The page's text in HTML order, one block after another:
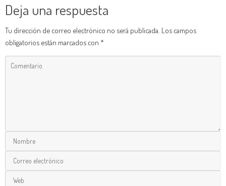
Deja una respuesta
Tu dirección de correo electrónico no será publicada. Los campos
obligatorios están marcados con *